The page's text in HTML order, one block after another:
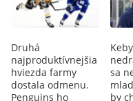
Druhá
najproduktívnejšia
hviezda farmy
dostala odmenu.
Penguins ho
sa
by